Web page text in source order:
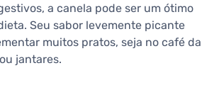
a canela pode ser um ótimo
Seu sabor levemente picante
muitos pratos, seja no café da
jantares.